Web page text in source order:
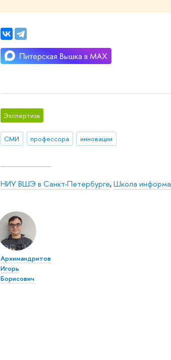
Экспертиза
СМИ профессора инновации
НИУ ВШЭ в Санкт-Петербурге,Школа
Архимандритов
Игорь
Борисович